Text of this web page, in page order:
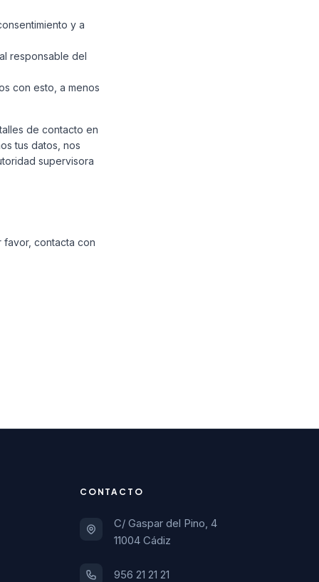
y a
responsable del
con esto, a menos
de contacto en
tus datos, nos
supervisora
favor, contacta con
CONTACTO
C/ Gaspar del Pino, 4
11004 Cádiz
956 21 21 21